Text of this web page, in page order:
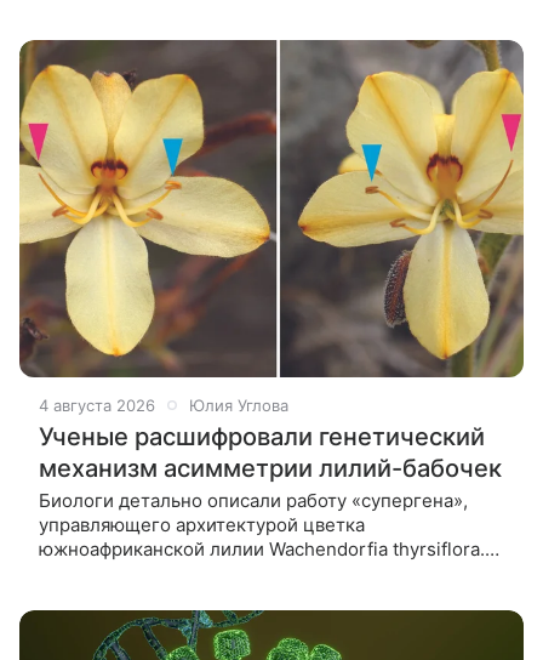
знаменитого
4 августа 2026 Юлия Углова
Ученые расшифровали генетический
механизм асимметрии лилий-бабочек
Биологи детально описали работу «супергена»,
управляющего архитектурой цветка
южноафриканской лилии Wachendorfia thyrsiflora.